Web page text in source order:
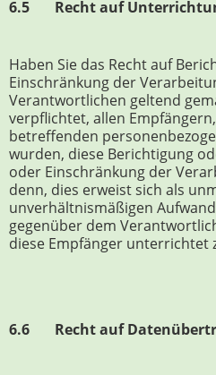
6.5 Recht auf
Haben Sie das Recht auf
Einschränkung der
Verantwortlichen geltend
verpflichtet, allen
betreffenden
wurden, diese Berichtigung
oder Einschränkung der
denn, dies erweist sich als
unverhältnismäßigen
gegenüber dem
diese Empfänger unterrichtet
6.6 Recht auf